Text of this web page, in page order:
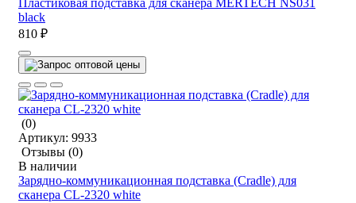
Пластиковая подставка для сканера MERTECH NS031
black
810 ₽
(0)
Артикул: 9933
Отзывы (0)
В наличии
Зарядно-коммуникационная подставка (Cradle) для
сканера CL-2320 white